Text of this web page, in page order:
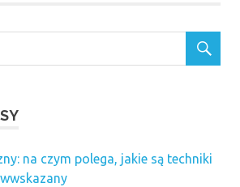
na czym polega, jakie są techniki